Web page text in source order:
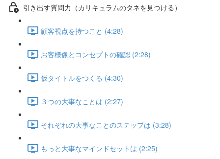
引き出す質問力（カリキュラムのタネを見つける）
顧客視点を持つこと (4:28)
お客様像とコンセプトの確認 (2:28)
仮タイトルをつくる (4:30)
３つの大事なことは (2:27)
それぞれの大事なことのステップは (3:28)
もっと大事なマインドセットは (2:25)